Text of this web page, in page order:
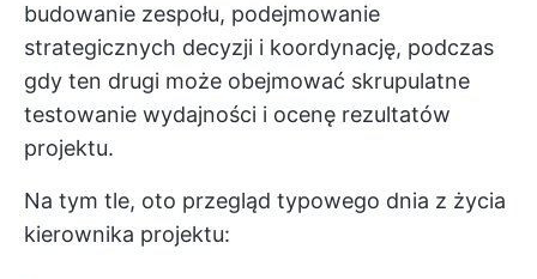
budowanie zespołu, podejmowanie
strategicznych decyzji i koordynację, podczas
gdy ten drugi może obejmować skrupulatne
testowanie wydajności i ocenę rezultatów
projektu.
Na tym tle, oto przegląd typowego dnia z życia
kierownika projektu: